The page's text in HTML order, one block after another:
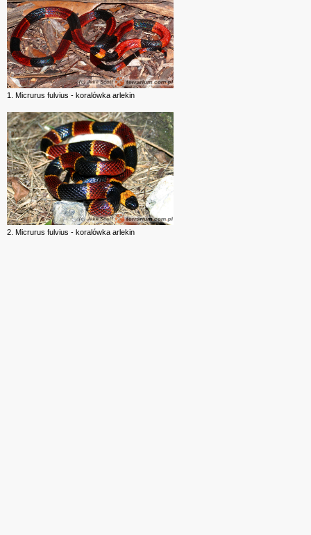
1. Micrurus fulvius - koralówka arlekin
2. Micrurus fulvius - koralówka arlekin